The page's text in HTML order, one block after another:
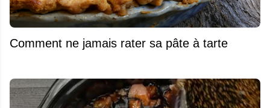
Comment ne jamais rater sa pâte à tarte